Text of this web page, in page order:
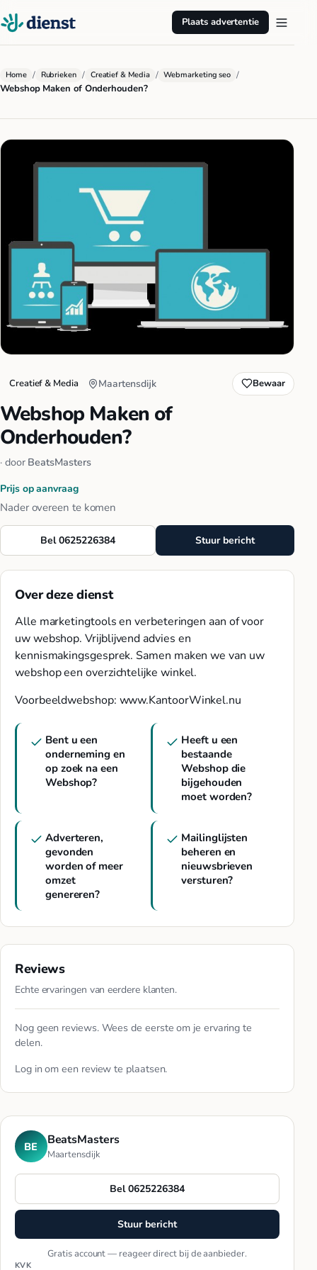
Plaats advertentie
Home / Rubrieken / Creatief & Media / Webmarketing seo /
Webshop Maken of Onderhouden?
Creatief & Media Maartensdijk Bewaar
Webshop Maken of
Onderhouden?
· door BeatsMasters
Prijs op aanvraag
Nader overeen te komen
Bel 0625226384 Stuur bericht
Over deze dienst
Alle marketingtools en verbeteringen aan of voor
uw webshop. Vrijblijvend advies en
kennismakingsgesprek. Samen maken we van uw
webshop een overzichtelijke winkel.
Voorbeeldwebshop: www.KantoorWinkel.nu
Bent u een
onderneming en
op zoek na een
Webshop?
Heeft u een
bestaande
Webshop die
bijgehouden
moet worden?
Adverteren,
gevonden
worden of meer
omzet
genereren?
Mailinglijsten
beheren en
nieuwsbrieven
versturen?
Reviews
Echte ervaringen van eerdere klanten.
Nog geen reviews. Wees de eerste om je ervaring te
delen.
Log in om een review te plaatsen.
BE BeatsMasters
Maartensdijk
Bel 0625226384
Stuur bericht
Gratis account — reageer direct bij de aanbieder.
KVK